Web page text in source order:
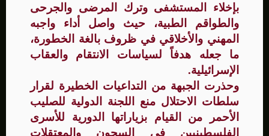
بإخلاء المستشفى وترك المرضى والجرحى
والطواقم الطبية، حيث واصل أداء واجبه
المهني والأخلاقي في ظروف بالغة الخطورة،
ما جعله هدفاً لسياسات الانتقام والعقاب
الإسرائيلية.
وحذرت الجبهة من التداعيات الخطيرة لقرار
سلطات الاحتلال منع اللجنة الدولية للصليب
الأحمر من القيام بزياراتها الدورية للأسرى
الفلسطينيين في السجون والمعتقلات